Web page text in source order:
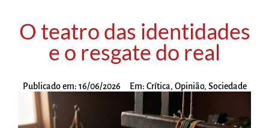
O teatro das identidades
e o resgate do real
Publicado em: 16/06/2026 Em: Crítica, Opinião, Sociedade